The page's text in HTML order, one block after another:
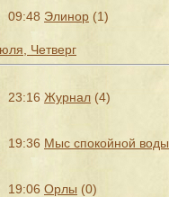
09:48 Элинор (1)
Четверг
23:16 Журнал (4)
19:36 Мыс спокойной воды
19:06 Орлы (0)